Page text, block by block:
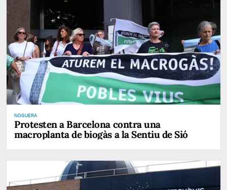
NOGUERA
Protesten a Barcelona contra una
macroplanta de biogàs a la Sentiu de Sió